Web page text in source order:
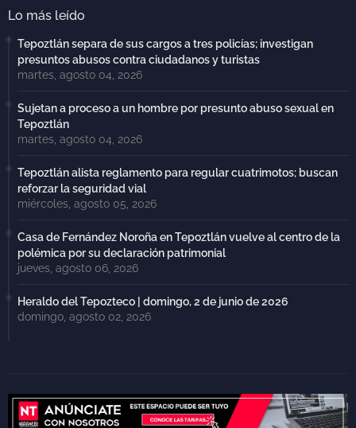
Lo más leído
Tepoztlán separa de sus cargos a tres policías; investigan
presuntos abusos contra ciudadanos y turistas
martes, agosto 04, 2026
Sujetan a proceso a un hombre por presunto abuso sexual en
Tepoztlán
martes, agosto 04, 2026
Tepoztlán alista reglamento para regular cuatrimotos; buscan
reforzar la seguridad vial
miércoles, agosto 05, 2026
Casa de Fernández Noroña en Tepoztlán vuelve al centro de la
polémica por su declaración patrimonial
jueves, agosto 06, 2026
Heraldo del Tepozteco | domingo, 2 de junio de 2026
domingo, agosto 02, 2026